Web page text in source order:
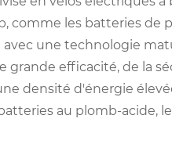
comme les batteries de
une technologie
grande efficacité, de la
densité d'énergie
au plomb-acide,